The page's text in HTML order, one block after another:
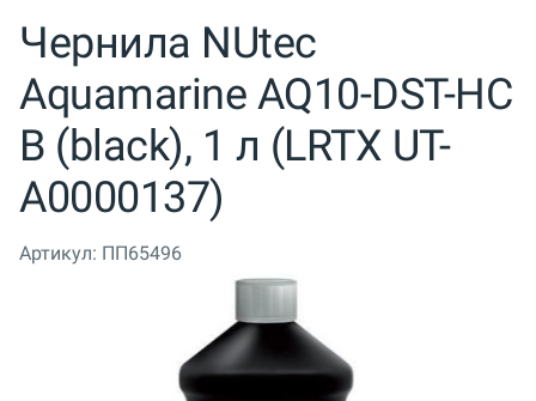
Чернила NUtec
Aquamarine AQ10-DST-HC
B (black), 1 л (LRTX UT-
A0000137)
Артикул: ПП65496